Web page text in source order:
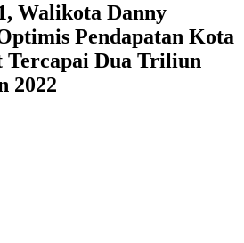
Walikota Danny
Pendapatan Kota
Tercapai Dua Triliun
2022